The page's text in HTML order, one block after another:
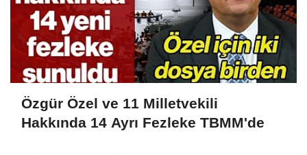
Özgür Özel ve 11 Milletvekili
Hakkında 14 Ayrı Fezleke TBMM'de